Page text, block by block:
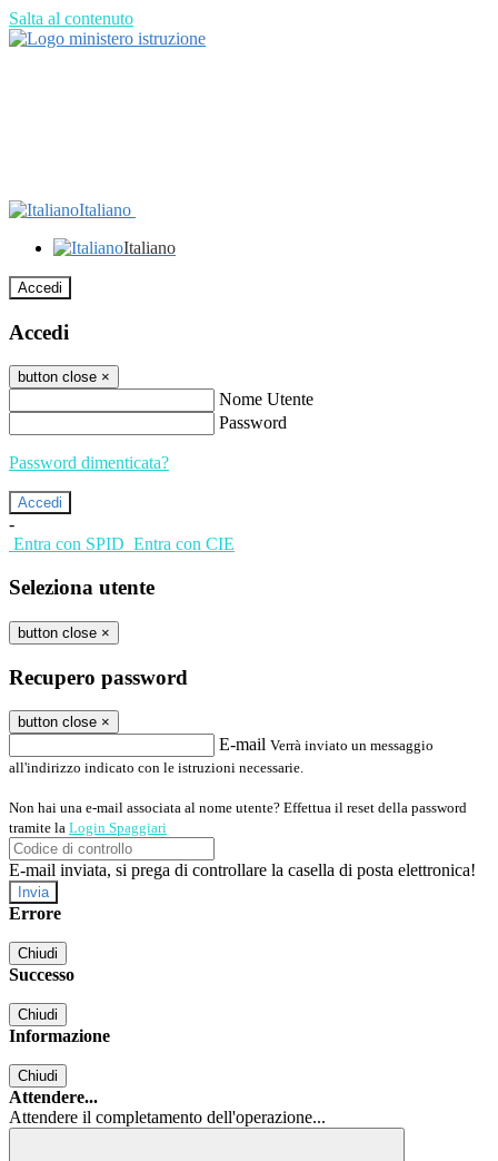
Salta al contenuto
Italiano
Italiano
Accedi
Accedi
button close ×
Nome Utente
Password
Password dimenticata?
-
Entra con SPID Entra con CIE
Seleziona utente
button close ×
Recupero password
button close ×
E-mail Verrà inviato un messaggio
all'indirizzo indicato con le istruzioni necessarie.
Non hai una e-mail associata al nome utente? Effettua il reset della password
tramite la Login Spaggiari
E-mail inviata, si prega di controllare la casella di posta elettronica!
Errore
Chiudi
Successo
Chiudi
Informazione
Chiudi
Attendere...
Attendere il completamento dell'operazione...